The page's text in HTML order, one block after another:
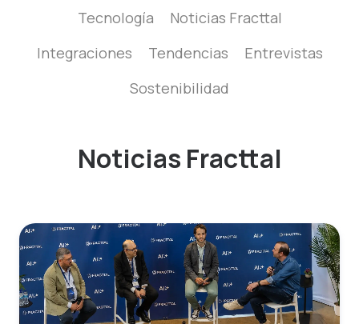
Tecnología
Noticias Fracttal
Integraciones
Tendencias
Entrevistas
Sostenibilidad
Noticias Fracttal